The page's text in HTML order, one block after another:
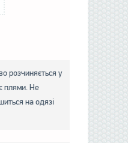
розчиняється у
плями. Не
на одязі